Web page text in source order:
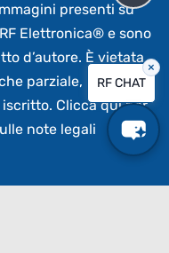
presenti su
Elettronica® e sono
d’autore. È vietata
parziale,
non
iscritto. Clicca qui per
note legali
RF CHAT
×